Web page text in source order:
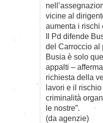
vicine al
aumenta i rischi
Il Pd difende
del Carroccio al
Busia è solo
appalti –
richiesta della
lavori e il
criminalità
le nostre”.
(da agenzie)